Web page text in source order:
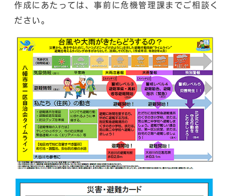
作成にあたっては、事前に危機管理課までご相談く
ださい。